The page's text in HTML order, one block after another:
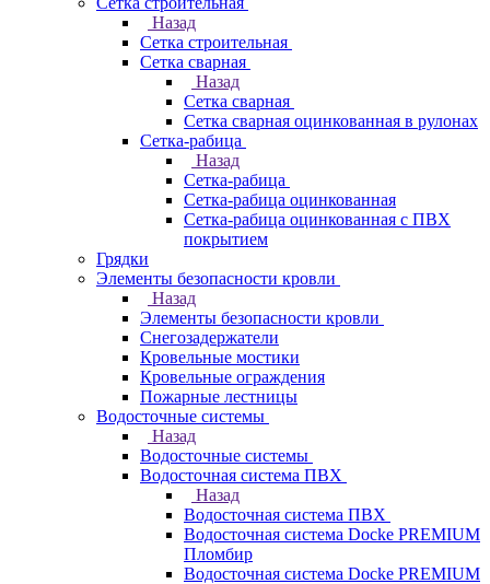
Назад
Сетка строительная
Сетка сварная
Назад
Сетка сварная
Сетка сварная оцинкованная в рулонах
Сетка-рабица
Назад
Сетка-рабица
Сетка-рабица оцинкованная
Сетка-рабица оцинкованная с ПВХ
покрытием
Грядки
Элементы безопасности кровли
Назад
Элементы безопасности кровли
Снегозадержатели
Кровельные мостики
Кровельные ограждения
Пожарные лестницы
Водосточные системы
Назад
Водосточные системы
Водосточная система ПВХ
Назад
Водосточная система ПВХ
Водосточная система Docke PREMIUM
Пломбир
Водосточная система Docke PREMIUM